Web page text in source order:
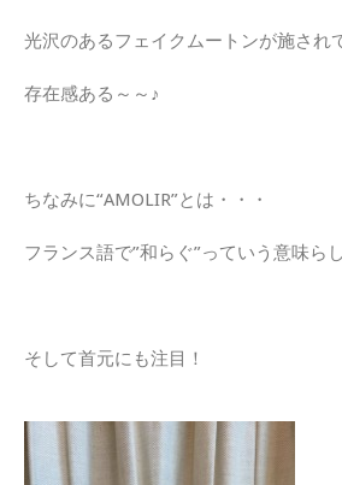
光沢のあるフェイクムートンが施され
存在感ある～～♪
ちなみに“AMOLIR”とは・・・
フランス語で”和らぐ”っていう意味ら
そして首元にも注目！